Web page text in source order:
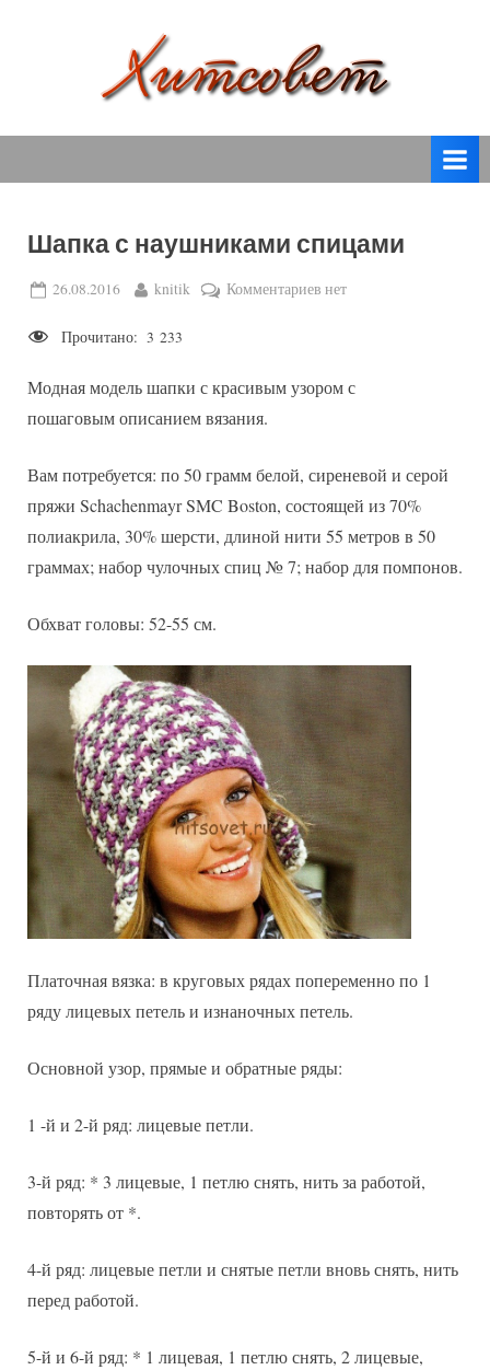
т
о
в
спицами,
крючком,
вязаные
модели
с
Шапка с наушниками спицами
Posted
26.08.2016 By
knitik Комментариевк
наушниками
нет
Прочитано: 3 233
Модная модель шапки с красивым узором с
пошаговым описанием вязания.
Вам потребуется: по 50 грамм белой, сиреневой и серой
пряжи Schachenmayr SMC Boston, состоящей из 70%
полиакрила, 30% шерсти, длиной нити 55 метров в 50
граммах; набор чулочных спиц № 7; набор для помпонов.
Обхват головы: 52-55 см.
Платочная вязка: в круговых рядах попеременно по 1
ряду лицевых петель и изнаночных петель.
Основной узор, прямые и обратные ряды:
1 -й и 2-й ряд: лицевые петли.
3-й ряд: * 3 лицевые, 1 петлю снять, нить за работой,
повторять от *.
4-й ряд: лицевые петли и снятые петли вновь снять, нить
перед работой.
5-й и 6-й ряд: * 1 лицевая, 1 петлю снять, 2 лицевые,